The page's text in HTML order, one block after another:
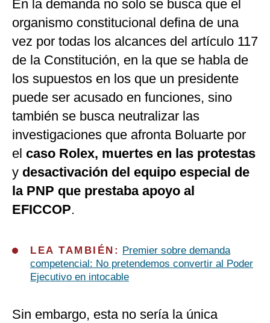
En la demanda no solo se busca que el
organismo constitucional defina de una
vez por todas los alcances del artículo 117
de la Constitución, en la que se habla de
los supuestos en los que un presidente
puede ser acusado en funciones, sino
también se busca neutralizar las
investigaciones que afronta Boluarte por
el caso Rolex, muertes en las protestas
y desactivación del equipo especial de
la PNP que prestaba apoyo al
EFICCOP.
LEA TAMBIÉN:
Premier sobre demanda
competencial: No pretendemos convertir al Poder
Ejecutivo en intocable
Sin embargo, esta no sería la única